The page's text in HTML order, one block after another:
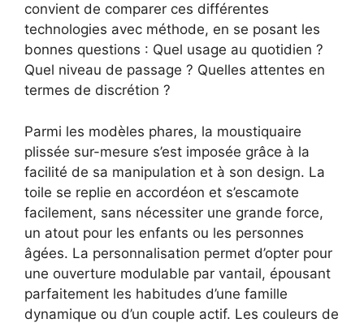
convient de comparer ces différentes
technologies avec méthode, en se posant les
bonnes questions : Quel usage au quotidien ?
Quel niveau de passage ? Quelles attentes en
termes de discrétion ?
Parmi les modèles phares, la moustiquaire
plissée sur-mesure s’est imposée grâce à la
facilité de sa manipulation et à son design. La
toile se replie en accordéon et s’escamote
facilement, sans nécessiter une grande force,
un atout pour les enfants ou les personnes
âgées. La personnalisation permet d’opter pour
une ouverture modulable par vantail, épousant
parfaitement les habitudes d’une famille
dynamique ou d’un couple actif. Les couleurs de